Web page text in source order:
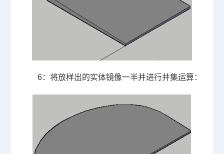
6：将放样出的实体镜像一半并进行并集运算：